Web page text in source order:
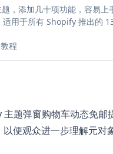
，添加几十项功能，容易上
用于所有 Shopify 推出的
程
题弹窗购物车动态免
便观众进一步理解元对象